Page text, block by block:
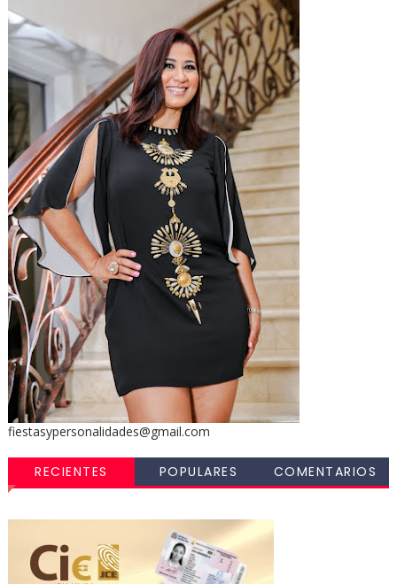
fiestasypersonalidades@gmail.com
RECIENTES POPULARES COMENTARIOS